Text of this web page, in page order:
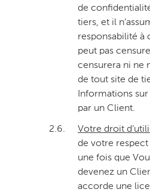
de
tiers, et il
responsabilité à
peut pas
censurera ni ne
de tout site de
Informations
par un Client.
2.6. Votre droit
de votre
une fois que
devenez un
accorde une